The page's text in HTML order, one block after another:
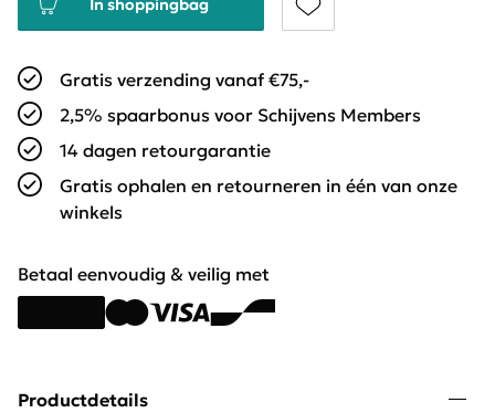
In shoppingbag
Gratis verzending vanaf €75,-
2,5% spaarbonus voor Schijvens Members
14 dagen retourgarantie
Gratis ophalen en retourneren in één van onze
winkels
Betaal eenvoudig & veilig met
Productdetails